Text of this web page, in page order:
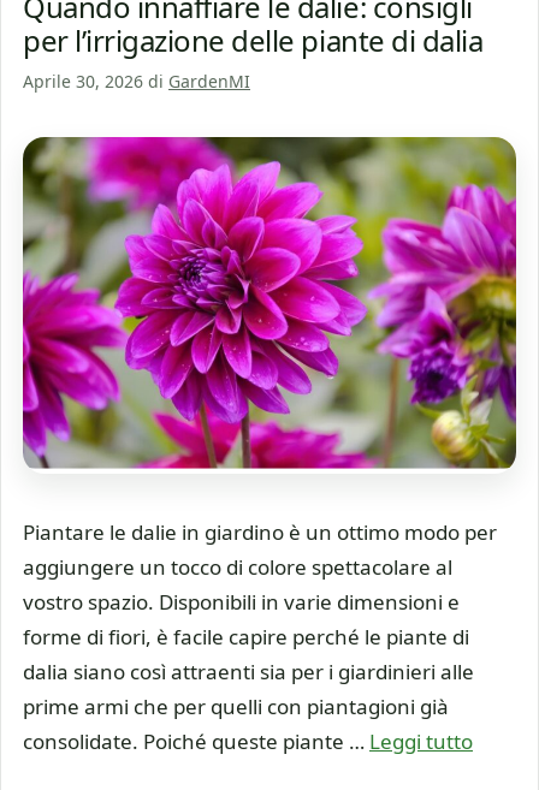
per l’irrigazione delle piante di dalia
Aprile 30, 2026 di GardenMI
Piantare le dalie in giardino è un ottimo modo per
aggiungere un tocco di colore spettacolare al
vostro spazio. Disponibili in varie dimensioni e
forme di fiori, è facile capire perché le piante di
dalia siano così attraenti sia per i giardinieri alle
prime armi che per quelli con piantagioni già
consolidate. Poiché queste piante … Leggi tutto